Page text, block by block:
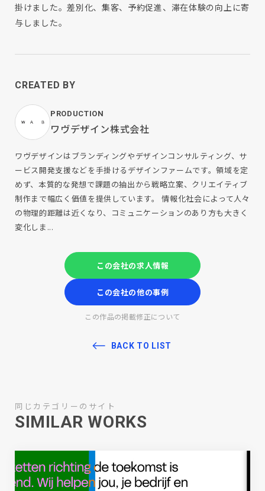
掛けました。差別化、集客、予約促進、滞在体験の向上に寄
与しました。
CREATED BY
PRODUCTION
ワヴデザイン株式会社
ワヴデザインはブランディングやデザインコンサルティング、サ
ービス開発支援などを手掛けるデザインファームです。領域を定
めず、本質的な発想で課題の抽出から戦略立案、クリエイティブ
制作まで幅広く価値を提供しています。 情報化社会によって人々
の物理的距離は近くなり、コミュニケーションのあり方も大きく
変化しま...
この会社の求人情報
この会社の他の事例
この作品の掲載修正について
BACK TO LIST
同じカテゴリーのサイト
SIMILAR WORKS